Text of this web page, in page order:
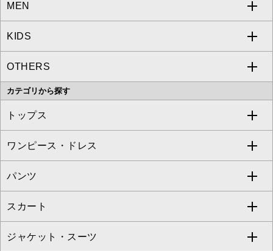
a.v.v
MICHEL KLEIN
MK MICHEL KLEIN
OFUON le MK
Sybilla
S sybilla
Jocomomola
TARA JARMON
MEN
a.v.v
MICHEL KLEIN HOMME
MK MICHEL KLEIN HOMME
KIDS
a.v.v
OTHERS
MK MICHEL KLEIN BAG
EMILIO ROBBA
BUYERS SELECT
カテゴリから探す
トップス
すべてのトップス
カットソー・Tシャツ
ブラウス・シャツ
ニット・セーター
ワンピース・ドレス
すべてのワンピース・ドレス
ワンピース
ドレス
パンツ
すべてのパンツ
フルレングスパンツ
スカート
すべてのスカート
ジャケット・スーツ